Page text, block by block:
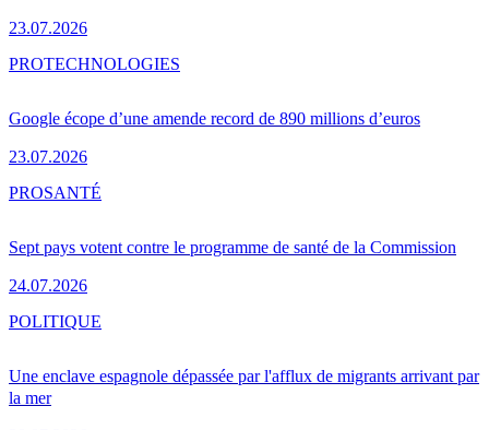
23.07.2026
Google écope d’une amende record de 890 millions d’euros
23.07.2026
PROTECHNOLOGIES
Sept pays votent contre le programme de santé de la Commission
24.07.2026
PROSANTÉ
Une enclave espagnole dépassée par l'afflux de migrants arrivant par
la mer
POLITIQUE